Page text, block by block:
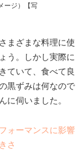
ージ）【写
まざまな料理に使
う。しかし実際に
ていて、食べて良
黒ずみは何なので
に伺いました。
ォーマンスに影響
さ